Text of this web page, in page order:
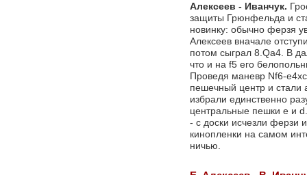
Алексеев - Иванчук.
защиты Грюнфельда и
новинку: обычно ферзя
Алексеев вначале
потом сыграл 8.Qa4. В
что и на f5 его
Проведя маневр Nf6-
пешечный центр и стали
избрали единственно
центральные пешки е и
- с доски исчезли ферзи
кинопленки на самом
ничью.